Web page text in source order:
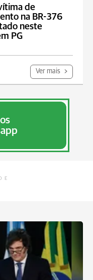
de
na BR-376
neste
PG
Ver mais